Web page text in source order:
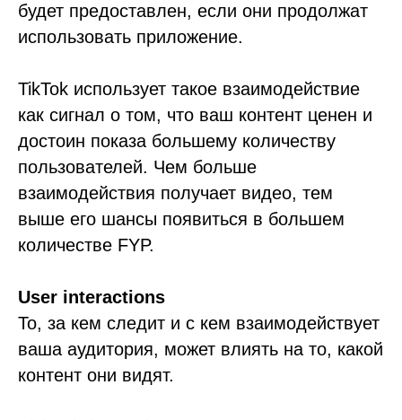
будет предоставлен, если они продолжат
использовать приложение.
TikTok использует такое взаимодействие
как сигнал о том, что ваш контент ценен и
достоин показа большему количеству
пользователей. Чем больше
взаимодействия получает видео, тем
выше его шансы появиться в большем
количестве FYP.
User interactions
То, за кем следит и с кем взаимодействует
ваша аудитория, может влиять на то, какой
контент они видят.